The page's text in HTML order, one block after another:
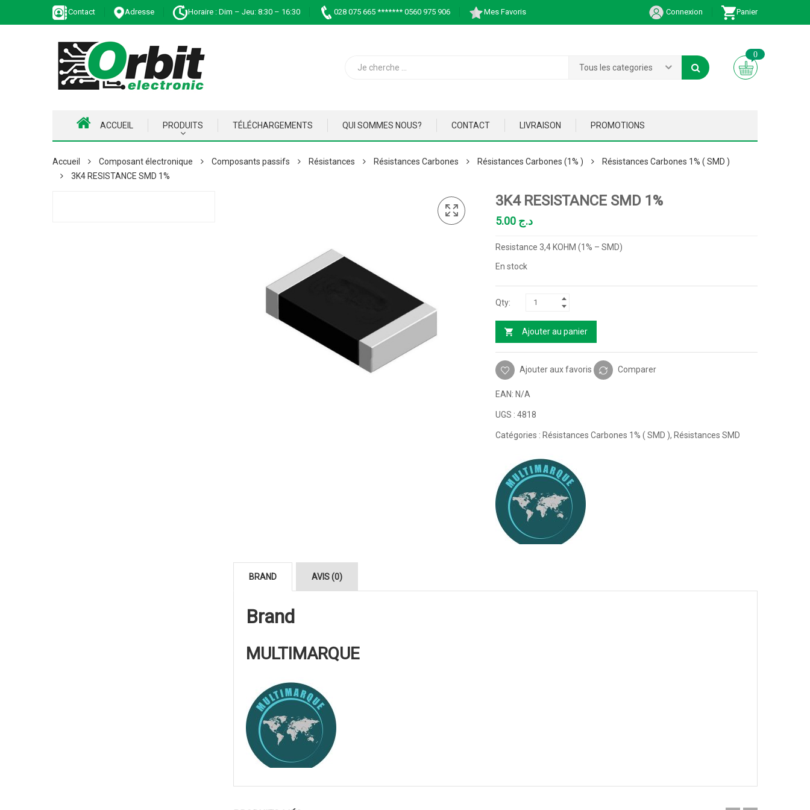
Contact Adresse Horaire : Dim – Jeu: 8:30 – 16:30 028 075 665 ******* 0560 975 906 Mes Favoris Connexion Panier
Tous les categories
0
ACCUEIL PRODUITS TÉLÉCHARGEMENTS QUI SOMMES NOUS? CONTACT LIVRAISON PROMOTIONS
Accueil Composant électronique Composants passifs Résistances Résistances Carbones Résistances Carbones (1% )
Résistances Carbones 1% ( SMD )
3K4 RESISTANCE SMD 1%
3K4 RESISTANCE SMD 1%
د.ج
Resistance 3,4 KOHM (1% – SMD)
En stock
Ajouter au panier
Ajouter aux favoris Comparer
EAN: N/A
UGS : 4818
Catégories : Résistances Carbones 1% ( SMD ), Résistances SMD
BRAND AVIS (0)
Brand
MULTIMARQUE